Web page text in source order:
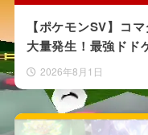
【ポケモンSV】コ
大量発生！最強ドド
2026年8月1日